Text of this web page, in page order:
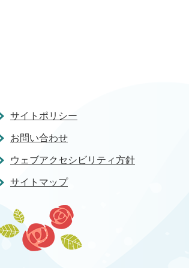
サイトポリシー
お問い合わせ
ウェブアクセシビリティ方針
サイトマップ